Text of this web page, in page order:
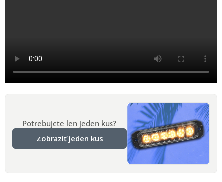
Potrebujete len jeden kus?
Zobraziť jeden kus